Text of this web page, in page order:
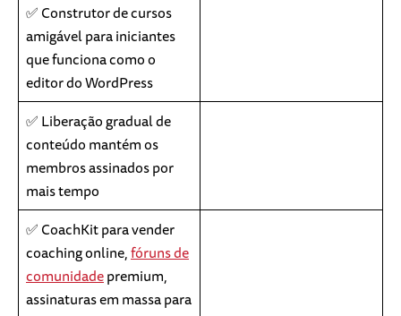
✅ Construtor de cursos
amigável para iniciantes
que funciona como o
editor do WordPress
✅ Liberação gradual de
conteúdo mantém os
membros assinados por
mais tempo
✅ CoachKit para vender
coaching online,fóruns de
comunidadepremium,
assinaturas em massa para